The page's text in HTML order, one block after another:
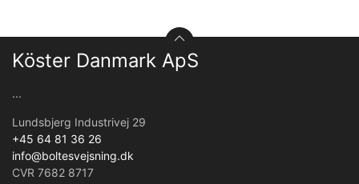
Köster Danmark ApS
...
Lundsbjerg Industrivej 29
+45 64 81 36 26
info@boltesvejsning.dk
CVR 7682 8717